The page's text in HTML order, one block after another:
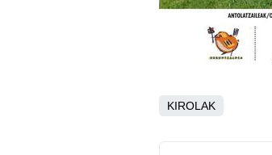
KIROLAK